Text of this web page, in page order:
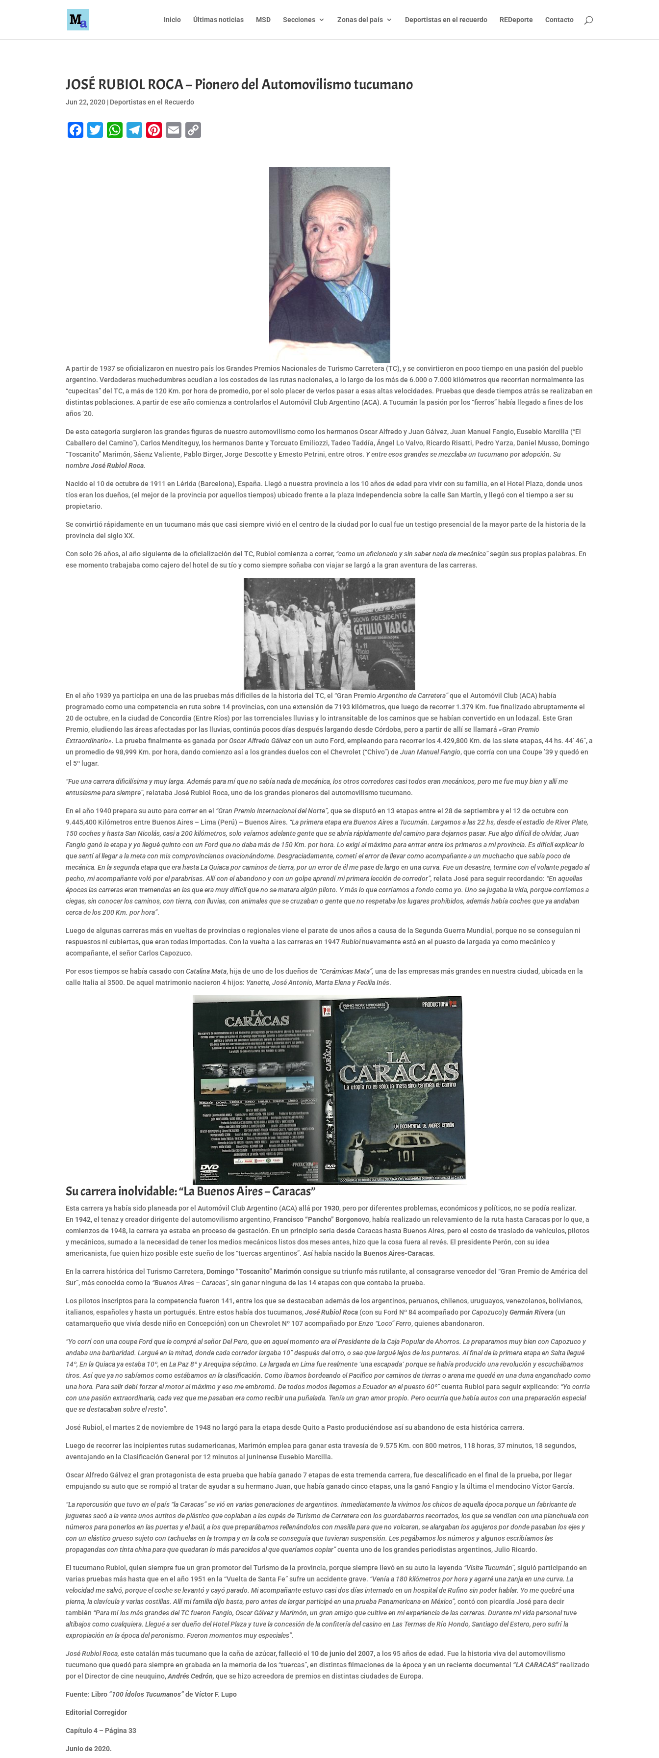
Inicio Últimas noticias MSD Secciones Zonas del país Deportistas en el recuerdo REDeporte Contacto
JOSÉ RUBIOL ROCA – Pionero del Automovilismo tucumano
Jun 22, 2020 | Deportistas en el Recuerdo
Facebook
Twitter
WhatsApp
Telegram
Pinterest
Email
A partir de 1937 se oficializaron en nuestro país los Grandes Premios Nacionales de Turismo Carretera (TC), y se convirtieron en poco tiempo en una pasión del pueblo
argentino. Verdaderas muchedumbres acudían a los costados de las rutas nacionales, a lo largo de los más de 6.000 o 7.000 kilómetros que recorrían normalmente las
“cupecitas” del TC, a más de 120 Km. por hora de promedio, por el solo placer de verlos pasar a esas altas velocidades. Pruebas que desde tiempos atrás se realizaban en
distintas poblaciones. A partir de ese año comienza a controlarlos el Automóvil Club Argentino (ACA). A Tucumán la pasión por los “fierros” había llegado a fines de los
años ’20.
De esta categoría surgieron las grandes figuras de nuestro automovilismo como los hermanos Oscar Alfredo y Juan Gálvez, Juan Manuel Fangio, Eusebio Marcilla (“El
Caballero del Camino”), Carlos Menditeguy, los hermanos Dante y Torcuato Emiliozzi, Tadeo Taddía, Ángel Lo Valvo, Ricardo Risatti, Pedro Yarza, Daniel Musso, Domingo
“Toscanito” Marimón, Sáenz Valiente, Pablo Birger, Jorge Descotte y Ernesto Petrini, entre otros. Y entre esos grandes se mezclaba un tucumano por adopción. Su
nombreJosé Rubiol Roca.
Nacido el 10 de octubre de 1911 en Lérida (Barcelona), España. Llegó a nuestra provincia a los 10 años de edad para vivir con su familia, en el Hotel Plaza, donde unos
tíos eran los dueños, (el mejor de la provincia por aquellos tiempos) ubicado frente a la plaza Independencia sobre la calle San Martín, y llegó con el tiempo a ser su
propietario.
Se convirtió rápidamente en un tucumano más que casi siempre vivió en el centro de la ciudad por lo cual fue un testigo presencial de la mayor parte de la historia de la
provincia del siglo XX.
Con solo 26 años, al año siguiente de la oficialización del TC, Rubiol comienza a correr, “como un aficionado y sin saber nada de mecánica”según sus propias palabras. En
ese momento trabajaba como cajero del hotel de su tío y como siempre soñaba con viajar se largó a la gran aventura de las carreras.
En el año 1939 ya participa en una de las pruebas más difíciles de la historia del TC, el “Gran PremioArgentino de Carretera”que el Automóvil Club (ACA) había
programado como una competencia en ruta sobre 14 provincias, con una extensión de 7193 kilómetros, que luego de recorrer 1.379 Km. fue finalizado abruptamente el
20 de octubre, en la ciudad de Concordia (Entre Ríos) por las torrenciales lluvias y lo intransitable de los caminos que se habían convertido en un lodazal. Este Gran
Premio, eludiendo las áreas afectadas por las lluvias, continúa pocos días después largando desde Córdoba, pero a partir de allí se llamará«Gran Premio
Extraordinario». La prueba finalmente es ganada porOscar Alfredo Gálvezcon un auto Ford, empleando para recorrer los 4.429,800 Km. de las siete etapas, 44 hs. 44’ 46’’, a
un promedio de 98,999 Km. por hora, dando comienzo así a los grandes duelos con el Chevrolet (“Chivo”) deJuan Manuel Fangio, que corría con una Coupe ’39 y quedó en
el 5º lugar.
“Fue una carrera dificilísima y muy larga. Además para mí que no sabía nada de mecánica, los otros corredores casi todos eran mecánicos, pero me fue muy bien y allí me
entusiasme para siempre”, relataba José Rubiol Roca, uno de los grandes pioneros del automovilismo tucumano.
En el año 1940 prepara su auto para correr en el “Gran Premio Internacional del Norte”, que se disputó en 13 etapas entre el 28 de septiembre y el 12 de octubre con
9.445,400 Kilómetros entre Buenos Aires – Lima (Perú) – Buenos Aires. “La primera etapa era Buenos Aires a Tucumán. Largamos a las 22 hs, desde el estadio de River Plate,
150 coches y hasta San Nicolás, casi a 200 kilómetros, solo veíamos adelante gente que se abría rápidamente del camino para dejarnos pasar. Fue algo difícil de olvidar, Juan
Fangio ganó la etapa y yo llegué quinto con un Ford que no daba más de 150 Km. por hora. Lo exigí al máximo para entrar entre los primeros a mi provincia. Es difícil explicar lo
que sentí al llegar a la meta con mis comprovincianos ovacionándome. Desgraciadamente, cometí el error de llevar como acompañante a un muchacho que sabía poco de
mecánica. En la segunda etapa que era hasta La Quiaca por caminos de tierra, por un error de él me pase de largo en una curva. Fue un desastre, termine con el volante pegado al
pecho, mi acompañante voló por el parabrisas. Allí con el abandono y con un golpe aprendí mi primera lección de corredor”, relata José para seguir recordando: “En aquellas
épocas las carreras eran tremendas en las que era muy difícil que no se matara algún piloto. Y más lo que corríamos a fondo como yo. Uno se jugaba la vida, porque corríamos a
ciegas, sin conocer los caminos, con tierra, con lluvias, con animales que se cruzaban o gente que no respetaba los lugares prohibidos, además había coches que ya andaban
cerca de los 200 Km. por hora”.
Luego de algunas carreras más en vueltas de provincias o regionales viene el parate de unos años a causa de la Segunda Guerra Mundial, porque no se conseguían ni
respuestos ni cubiertas, que eran todas importadas. Con la vuelta a las carreras en 1947Rubiolnuevamente está en el puesto de largada ya como mecánico y
acompañante, el señor Carlos Capozuco.
Por esos tiempos se había casado conCatalina Mata, hija de uno de los dueños de “Cerámicas Mata”, una de las empresas más grandes en nuestra ciudad, ubicada en la
calle Italia al 3500. De aquel matrimonio nacieron 4 hijos: Yanette, José Antonio, Marta Elena y Fecilia Inés.
Su carrera inolvidable: “La Buenos Aires – Caracas”
Esta carrera ya había sido planeada por el Automóvil Club Argentino (ACA) allá por 1930, pero por diferentes problemas, económicos y políticos, no se podía realizar.
En 1942, el tenaz y creador dirigente del automovilismo argentino, Francisco “Pancho” Borgonovo, había realizado un relevamiento de la ruta hasta Caracas por lo que, a
comienzos de 1948, la carrera ya estaba en proceso de gestación. En un principio sería desde Caracas hasta Buenos Aires, pero el costo de traslado de vehículos, pilotos
y mecánicos, sumado a la necesidad de tener los medios mecánicos listos dos meses antes, hizo que la cosa fuera al revés. El presidente Perón, con su idea
americanista, fue quien hizo posible este sueño de los “tuercas argentinos”. Así había nacido la Buenos Aires-Caracas.
En la carrera histórica del Turismo Carretera, Domingo “Toscanito” Marimón consigue su triunfo más rutilante, al consagrarse vencedor del “Gran Premio de América del
Sur”, más conocida como la “Buenos Aires – Caracas”, sin ganar ninguna de las 14 etapas con que contaba la prueba.
Los pilotos inscriptos para la competencia fueron 141, entre los que se destacaban además de los argentinos, peruanos, chilenos, uruguayos, venezolanos, bolivianos,
italianos, españoles y hasta un portugués. Entre estos había dos tucumanos,José Rubiol Roca (con su Ford Nº 84 acompañado porCapozuco)yGermán Rivera (un
catamarqueño que vivía desde niño en Concepción) con un Chevrolet Nº 107 acompañado porEnzo “Loco” Ferro, quienes abandonaron.
“Yo corrí con una coupe Ford que le compré al señor Del Pero, que en aquel momento era el Presidente de la Caja Popular de Ahorros. La preparamos muy bien con Capozuco y
andaba una barbaridad. Largué en la mitad, donde cada corredor largaba 10” después del otro, o sea que largué lejos de los punteros. Al final de la primera etapa en Salta llegué
14º, En la Quiaca ya estaba 10º, en La Paz 8º y Arequipa séptimo. La largada en Lima fue realmente ´una escapada´ porque se había producido una revolución y escuchábamos
tiros. Así que ya no sabíamos como estábamos en la clasificación. Como íbamos bordeando el Pacifico por caminos de tierras o arena me quedé en una duna enganchado como
una hora. Para salir debí forzar el motor al máximo y eso me embromó. De todos modos llegamos a Ecuador en el puesto 60º”cuenta Rubiol para seguir explicando: “Yo corría
con una pasión extraordinaria, cada vez que me pasaban era como recibir una puñalada. Tenía un gran amor propio. Pero ocurría que había autos con una preparación especial
que se destacaban sobre el resto”.
José Rubiol, el martes 2 de noviembre de 1948 no largó para la etapa desde Quito a Pasto produciéndose así su abandono de esta histórica carrera.
Luego de recorrer las incipientes rutas sudamericanas, Marimón emplea para ganar esta travesía de 9.575 Km. con 800 metros, 118 horas, 37 minutos, 18 segundos,
aventajando en la Clasificación General por 12 minutos al juninense Eusebio Marcilla.
Oscar Alfredo Gálvez el gran protagonista de esta prueba que había ganado 7 etapas de esta tremenda carrera, fue descalificado en el final de la prueba, por llegar
empujando su auto que se rompió al tratar de ayudar a su hermano Juan, que había ganado cinco etapas, una la ganó Fangio y la última el mendocino Víctor García.
“La repercusión que tuvo en el país “la Caracas” se vió en varias generaciones de argentinos. Inmediatamente la vivimos los chicos de aquella época porque un fabricante de
juguetes sacó a la venta unos autitos de plástico que copiaban a las cupés de Turismo de Carretera con los guardabarros recortados, los que se vendían con una planchuela con
números para ponerlos en las puertas y el baúl, a los que preparábamos rellenándolos con masilla para que no volcaran, se alargaban los agujeros por donde pasaban los ejes y
con un elástico grueso sujeto con tachuelas en la trompa y en la cola se conseguía que tuvieran suspensión. Les pegábamos los números y algunos escribíamos las
propagandas con tinta china para que quedaran lo más parecidos al que queríamos copiar”cuenta uno de los grandes periodistas argentinos, Julio Ricardo.
El tucumano Rubiol, quien siempre fue un gran promotor del Turismo de la provincia, porque siempre llevó en su auto la leyenda “Visite Tucumán”, siguió participando en
varias pruebas más hasta que en el año 1951 en la “Vuelta de Santa Fe” sufre un accidente grave. “Venía a 180 kilómetros por hora y agarré una zanja en una curva. La
velocidad me salvó, porque el coche se levantó y cayó parado. Mi acompañante estuvo casi dos días internado en un hospital de Rufino sin poder hablar. Yo me quebré una
pierna, la clavícula y varias costillas. Allí mi familia dijo basta, pero antes de largar participé en una prueba Panamericana en México”, contó con picardía José para decir
también “Para mí los más grandes del TC fueron Fangio, Oscar Gálvez y Marimón, un gran amigo que cultive en mi experiencia de las carreras. Durante mi vida personal tuve
altibajos como cualquiera. Llegué a ser dueño del Hotel Plaza y tuve la concesión de la confitería del casino en Las Termas de Río Hondo, Santiago del Estero, pero sufrí la
expropiación en la época del peronismo. Fueron momentos muy especiales”.
José Rubiol Roca, este catalán más tucumano que la caña de azúcar, falleció el 10 de junio del 2007,a los 95 años de edad. Fue la historia viva del automovilismo
tucumano que quedó para siempre en grabada en la memoria de los “tuercas”, en distintas filmaciones de la época y en un reciente documental “LA CARACAS” realizado
por el Director de cine neuquino,Andrés Cedrón, que se hizo acreedora de premios en distintas ciudades de Europa.
Fuente: Libro “100 Ídolos Tucumanos”de Víctor F. Lupo
Editorial Corregidor
Capítulo 4 – Página 33
Junio de 2020.